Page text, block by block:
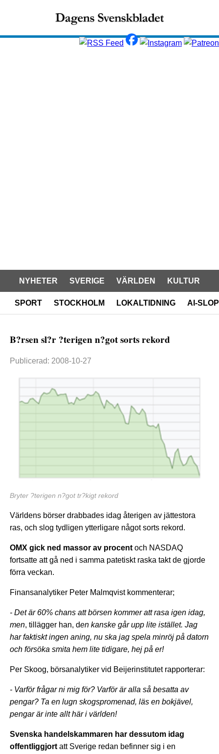
NYHETER SVERIGE VÄRLDEN KULTUR
SPORT STOCKHOLM LOKALTIDNING AI-SLOP
B?rsen sl?r ?terigen n?got sorts rekord
Publicerad: 2008-10-27
Bryter ?terigen n?got tr?kigt rekord
Världens börser drabbades idag återigen av jättestora
ras, och slog tydligen ytterligare något sorts rekord.
OMX gick ned massor av procent och NASDAQ
fortsatte att gå ned i samma patetiskt raska takt de gjorde
förra veckan.
Finansanalytiker Peter Malmqvist kommenterar;
- Det är 60% chans att börsen kommer att rasa igen idag,
men, tillägger han, den kanske går upp lite istället. Jag
har faktiskt ingen aning, nu ska jag spela minröj på datorn
och försöka smita hem lite tidigare, hej på er!
Per Skoog, börsanalytiker vid Beijerinstitutet rapporterar:
- Varför frågar ni mig för? Varför är alla så besatta av
pengar? Ta en lugn skogspromenad, läs en bokjävel,
pengar är inte allt här i världen!
Svenska handelskammaren har dessutom idag
offentliggjort att Sverige redan befinner sig i en